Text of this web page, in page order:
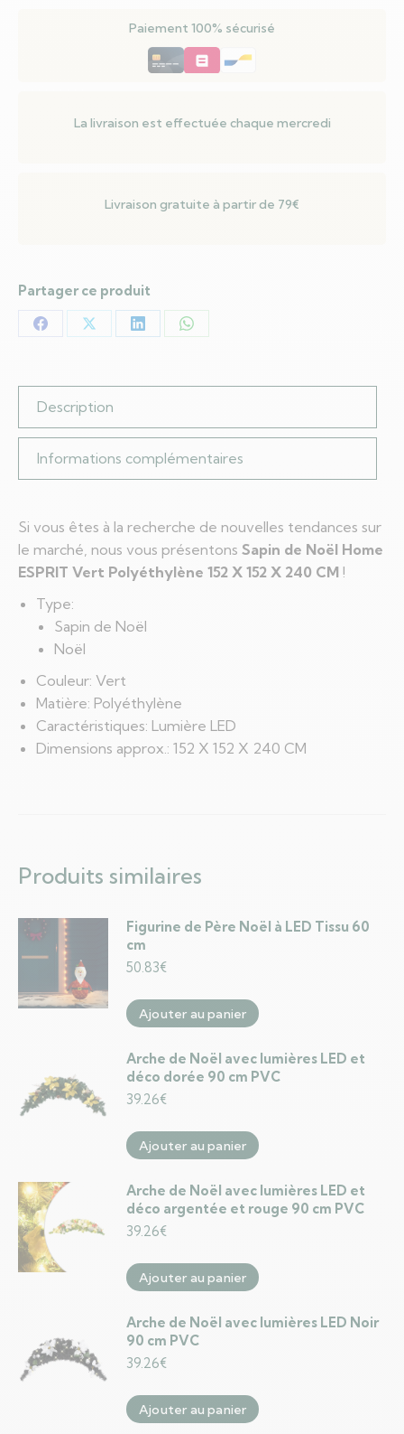
Paiement 100% sécurisé
La livraison est effectuée chaque mercredi
Livraison gratuite à partir de 79€
Partager ce produit
Partager
Facebook
Partager
X
Partager
LinkedIn
Partager
WhatsApp
Description
Informations complémentaires
Si vous êtes à la recherche de nouvelles tendances sur
le marché, nous vous présentons Sapin de Noël Home
ESPRIT Vert Polyéthylène 152 X 152 X 240 CM !
Type:
Sapin de Noël
Noël
Couleur: Vert
Matière: Polyéthylène
Caractéristiques: Lumière LED
Dimensions approx.: 152 X 152 X 240 CM
Produits similaires
Figurine de Père Noël à LED Tissu 60
cm
50.83€
Ajouter au panier
Arche de Noël avec lumières LED et
déco dorée 90 cm PVC
39.26€
Ajouter au panier
Arche de Noël avec lumières LED et
déco argentée et rouge 90 cm PVC
39.26€
Ajouter au panier
Arche de Noël avec lumières LED Noir
90 cm PVC
39.26€
Ajouter au panier